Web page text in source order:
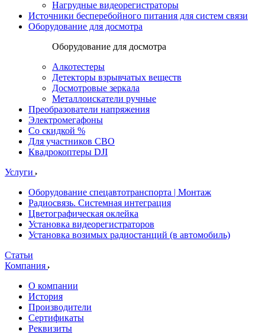
Нагрудные видеорегистраторы
Источники бесперебойного питания для систем связи
Оборудование для досмотра
Оборудование для досмотра
Алкотестеры
Детекторы взрывчатых веществ
Досмотровые зеркала
Металлоискатели ручные
Преобразователи напряжения
Электромегафоны
Со скидкой %
Для участников СВО
Квадрокоптеры DJI
Услуги
Оборудование спецавтотранспорта | Монтаж
Радиосвязь. Системная интеграция
Цветографическая оклейка
Установка видеорегистраторов
Установка возимых радиостанций (в автомобиль)
Статьи
Компания
О компании
История
Производители
Сертификаты
Реквизиты